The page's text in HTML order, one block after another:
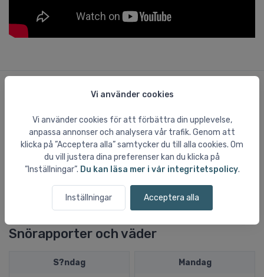
Vi använder cookies
Vi använder cookies för att förbättra din upplevelse,
anpassa annonser och analysera vår trafik. Genom att
klicka på ”Acceptera alla” samtycker du till alla cookies. Om
du vill justera dina preferenser kan du klicka på
”Inställningar”. Du kan läsa mer i vår integritetspolicy.
Inställningar Acceptera alla
Det finns inte tillräckligt många recensioner för att visa ett
tillförlitligt betyg.
Snörapporter och väder
S?ndag Mandag